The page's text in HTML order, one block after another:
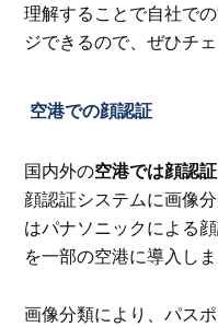
理解することで自社で
ジできるので、ぜひチ
空港での顔認証
国内外の空港では顔認
顔認証システムに画像
はパナソニックによる
を一部の空港に導入しま
画像分類により、パス